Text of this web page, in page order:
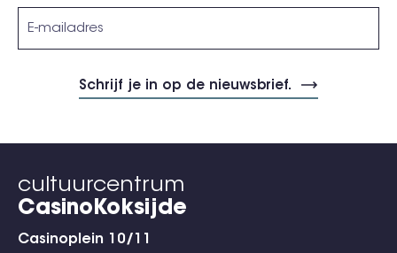
cultuurcentrum
CasinoKoksijde
Casinoplein 10/11